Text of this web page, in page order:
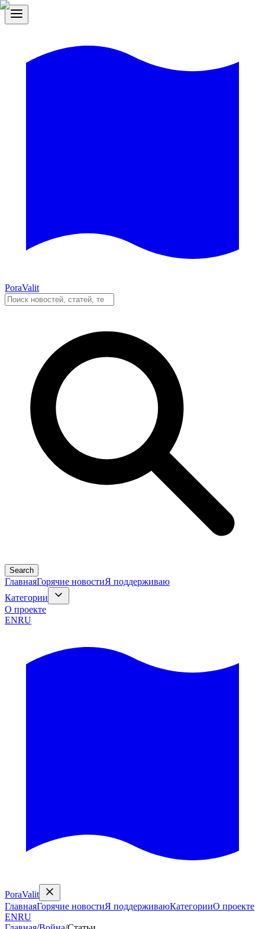
PoraValit
Search
ГлавнаяГорячие новостиЯ поддерживаю
Категории
О проекте
ENRU
PoraValit
ГлавнаяГорячие новостиЯ поддерживаюКатегорииО проекте
ENRU